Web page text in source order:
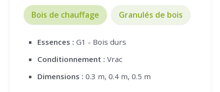
Bois de chauffage Granulés de bois
Essences : G1 - Bois durs
Conditionnement : Vrac
Dimensions : 0.3 m, 0.4 m, 0.5 m